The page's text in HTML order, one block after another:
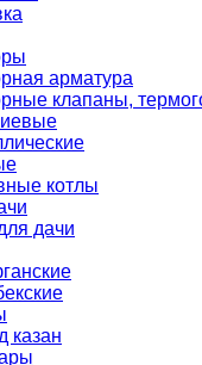
арматура
клапаны,
котлы
дачи
казан